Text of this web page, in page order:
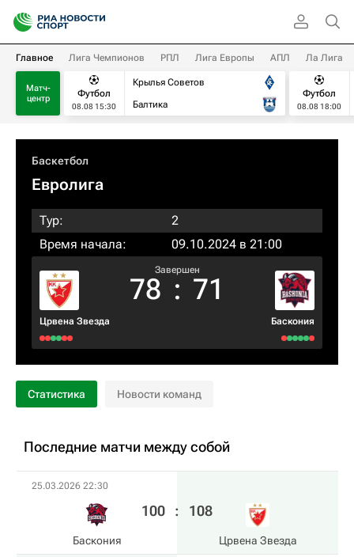
Главное Лига Чемпионов РПЛ Лига Европы АПЛ Ла Лига
Матч-
центр
Футбол
08.08 15:30
Крылья Советов
Балтика
Футбол
08.08 18:00
Баскетбол
Евролига
Тур:
2
Время начала:
09.10.2024 в 21:00
Црвена Звезда
Завершен
78 : 71
Баскония
Статистика Новости команд
Последние матчи между собой
25.03.2026 22:30
Баскония
100 : 108
Црвена Звезда